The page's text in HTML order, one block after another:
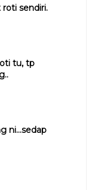
roti sendiri.
tu, tp
ni...sedap